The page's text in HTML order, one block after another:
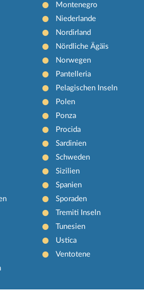
Montenegro
Niederlande
Nordirland
Nördliche Ägäis
Norwegen
Pantelleria
Pelagischen Inseln
Polen
Ponza
Procida
Sardinien
Schweden
Sizilien
Spanien
Sporaden
Tremiti Inseln
Tunesien
Ustica
Ventotene